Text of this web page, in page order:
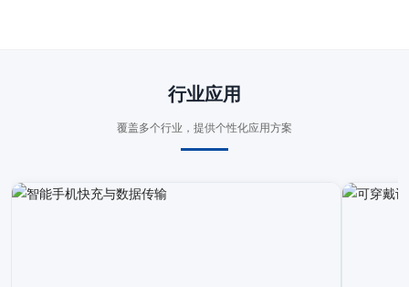
行业应用
覆盖多个行业，提供个性化应用方案